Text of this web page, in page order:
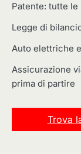
Patente: tutte le
Legge di
Auto elettriche
Assicurazione
prima di partire
Trova